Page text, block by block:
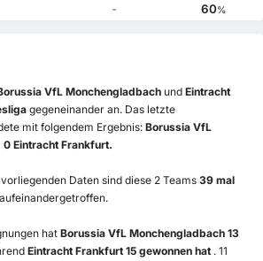
- 60%
VfL Monchengladbach und Eintracht
gegeneinander an. Das letzte
mit folgendem Ergebnis: Borussia VfL
Eintracht Frankfurt.
Daten sind diese 2 Teams 39 mal
hat Borussia VfL Monchengladbach 13
Eintracht Frankfurt 15 gewonnen hat . 11